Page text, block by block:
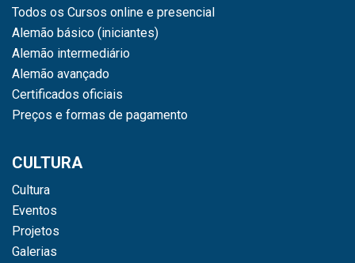
Todos os Cursos online e presencial
Alemão básico (iniciantes)
Alemão intermediário
Alemão avançado
Certificados oficiais
Preços e formas de pagamento
CULTURA
Cultura
Eventos
Projetos
Galerias